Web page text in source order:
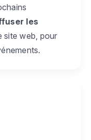
les
site web, pour